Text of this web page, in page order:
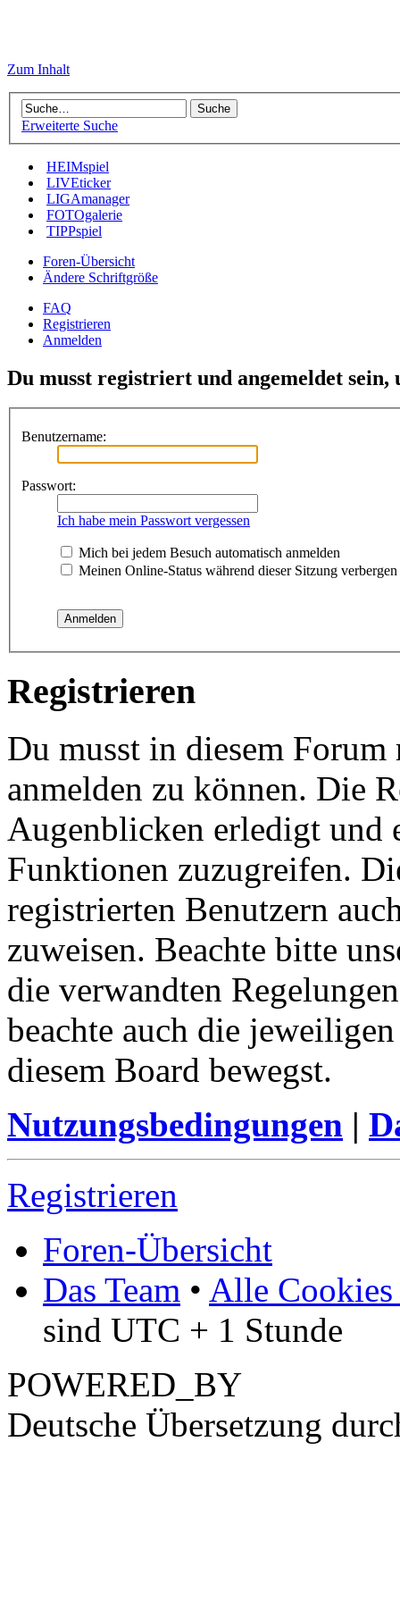
Zum Inhalt
Erweiterte Suche
HEIMspiel
LIVEticker
LIGAmanager
FOTOgalerie
TIPPspiel
Foren-Übersicht
Ändere Schriftgröße
FAQ
Registrieren
Anmelden
Du musst registriert und angemeldet
Benutzername:
Passwort:
Ich habe mein Passwort vergessen
Mich bei jedem Besuch automatisch anmelden
Meinen Online-Status während dieser Sitzung verbergen
Registrieren
Du musst in diesem
anmelden zu können. Die
Augenblicken erledigt und
Funktionen zuzugreifen.
registrierten Benutzern
zuweisen. Beachte bitte
die verwandten
beachte auch die
diesem Board bewegst.
Nutzungsbedingungen |
Registrieren
Foren-Übersicht
Das Team • Alle Cookies
sind UTC + 1 Stunde
POWERED_BY
Deutsche Übersetzung